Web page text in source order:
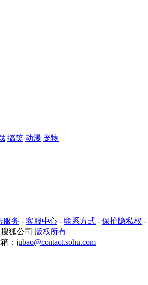
搞笑 动漫 宠物
服务 - 客服中心 - 联系方式 - 保护隐私权 -
搜狐公司 版权所有
： jubao@contact.sohu.com